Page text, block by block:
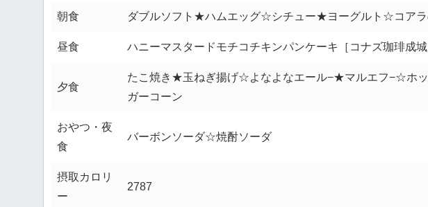
朝食 ダブルソフト★ハムエッグ☆シチュー★ヨーグルト☆コアラ
昼食 ハニーマスタードモチコチキンパンケーキ［コナズ珈琲成城
夕食
たこ焼き★玉ねぎ揚げ☆よなよなエール−★マルエフ−☆ホ
ガーコーン
おやつ・夜
食
バーボンソーダ☆焼酎ソーダ
摂取カロリ
ー
2787